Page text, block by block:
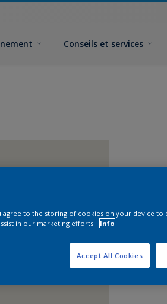
Conseils et services
agree to the storing of cookies on your device to
in our marketing efforts.
Info
Accept All Cookies